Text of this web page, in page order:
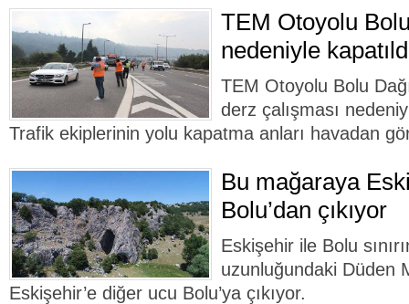
TEM Otoyolu
nedeniyle
TEM Otoyolu Bolu
derz çalışması
Trafik ekiplerinin yolu kapatma anları havadan
Bu mağaraya
Bolu’dan çıkıyor
Eskişehir ile Bolu
uzunluğundaki Düden
Eskişehir’e diğer ucu Bolu’ya çıkıyor.